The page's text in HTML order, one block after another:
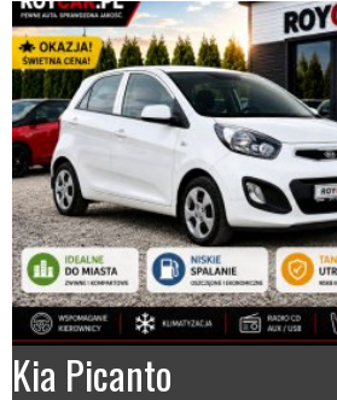
Kia Picanto